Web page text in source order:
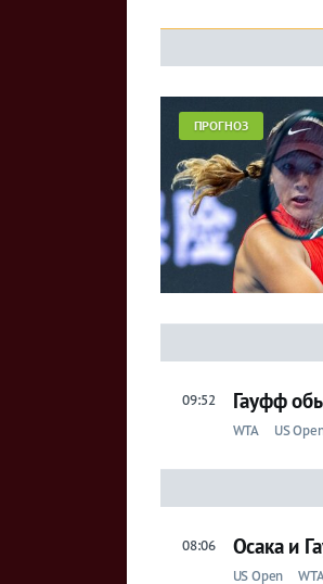
ПРОГНОЗ
09:52 Гауфф
WTA US
08:06 Осака и
US Open